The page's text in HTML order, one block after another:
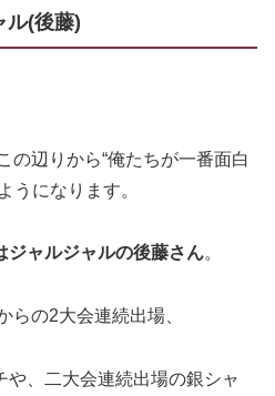
ル(後藤)
の辺りから“俺たちが一番面白
うになります。
ジャルジャルの後藤さん。
らの2大会連続出場、
や、二大会連続出場の銀シャ